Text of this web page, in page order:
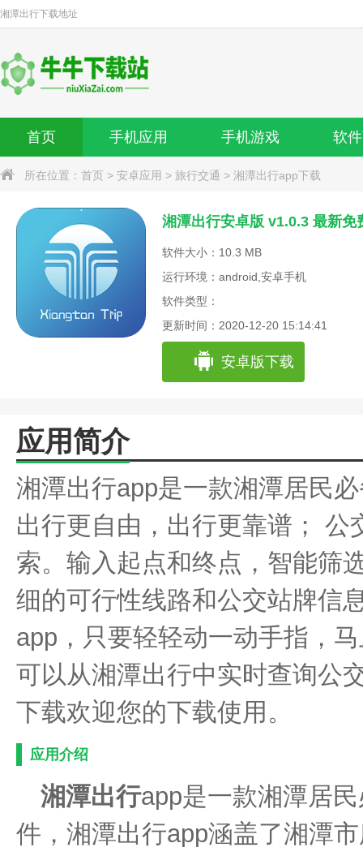
湘潭出行下载地址
首页 手机应用 手机游戏 软
所在位置： 首页 > 安卓应用 > 旅行交通 > 湘潭出行app下载
湘潭出行安卓版 v1.0.3 最新免
软件大小：10.3 MB
运行环境：android,安卓手机
软件类型：
更新时间：2020-12-20 15:14:41
安卓版下载
应用简介
湘潭出行app是一款湘潭居民
出行更自由，出行更靠谱； 公
索。输入起点和终点，智能筛
细的可行性线路和公交站牌信
app，只要轻轻动一动手指，
可以从湘潭出行中实时查询公
下载欢迎您的下载使用。
应用介绍
湘潭出行app是一款湘潭居
件，湘潭出行app涵盖了湘潭